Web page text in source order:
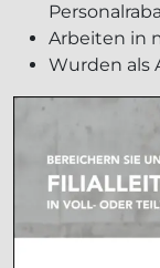
Arbeiten in
Wurden als